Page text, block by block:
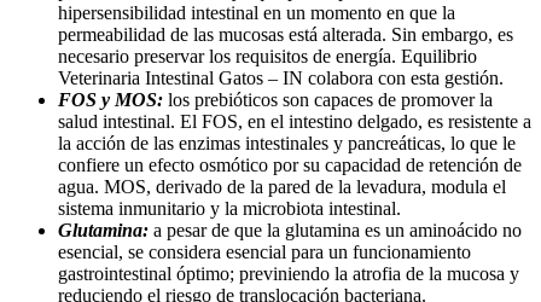
hipersensibilidad intestinal en un momento en que la
permeabilidad de las mucosas está alterada. Sin embargo, es
necesario preservar los requisitos de energía. Equilibrio
Veterinaria Intestinal Gatos – IN colabora con esta gestión.
FOS y MOS: los prebióticos son capaces de promover la
salud intestinal. El FOS, en el intestino delgado, es resistente a
la acción de las enzimas intestinales y pancreáticas, lo que le
confiere un efecto osmótico por su capacidad de retención de
agua. MOS, derivado de la pared de la levadura, modula el
sistema inmunitario y la microbiota intestinal.
Glutamina: a pesar de que la glutamina es un aminoácido no
esencial, se considera esencial para un funcionamiento
gastrointestinal óptimo; previniendo la atrofia de la mucosa y
reduciendo el riesgo de translocación bacteriana.